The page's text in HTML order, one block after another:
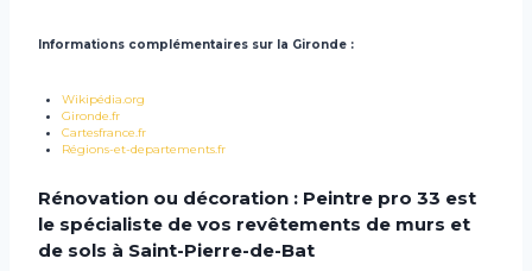
Informations complémentaires sur la Gironde :
Wikipédia.org
Gironde.fr
Cartesfrance.fr
Régions-et-departements.fr
Rénovation ou décoration : Peintre pro 33 est
le spécialiste de vos revêtements de murs et
de sols à Saint-Pierre-de-Bat